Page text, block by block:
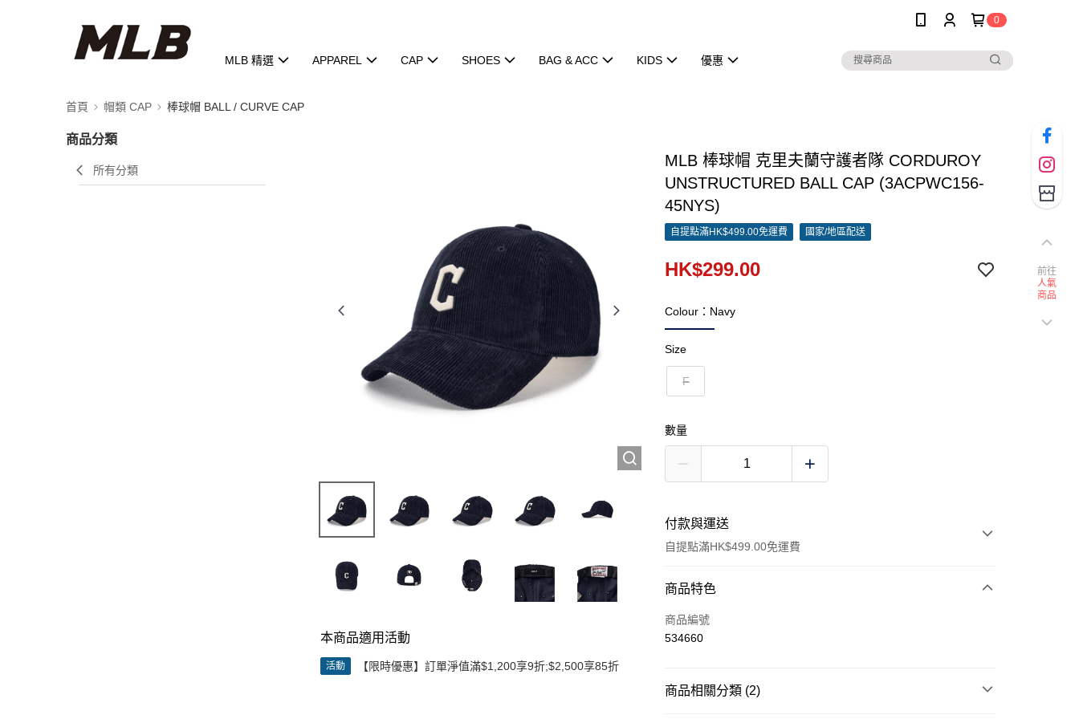
0
MLB 精選 APPAREL CAP SHOES BAG & ACC KIDS 優惠
首頁 帽類 CAP 棒球帽 BALL / CURVE CAP
商品分類
所有分類
本商品適用活動
活動 【限時優惠】訂單淨值滿$1,200享9折;$2,500享85折
MLB 棒球帽 克里夫蘭守護者隊 CORDUROY
UNSTRUCTURED BALL CAP (3ACPWC156-
45NYS)
自提點滿HK$499.00免運費 國家/地區配送
HK$299.00
Colour：Navy
Size
F
數量
付款與運送
自提點滿HK$499.00免運費
付款方式
信用卡
商品特色
商品編號
534660
商品相關分類 (2)
前往
人氣
商品